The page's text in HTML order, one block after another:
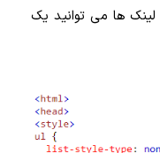
ها می توانید یک